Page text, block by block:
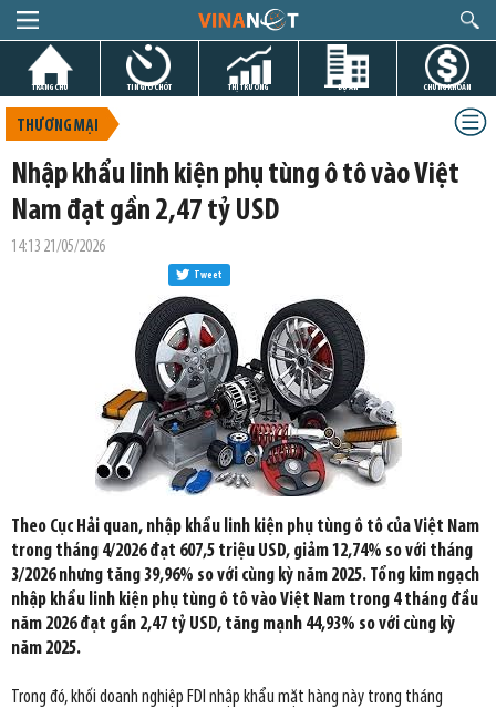
TRANG CHỦ TIN GIỜ CHÓT THỊ TRƯỜNG DỰ ÁN CHỨNG KHOÁN
THƯƠNG MẠI
Nhập khẩu linh kiện phụ tùng ô tô vào Việt
Nam đạt gần 2,47 tỷ USD
14:13 21/05/2026
Tweet
Theo Cục Hải quan, nhập khẩu linh kiện phụ tùng ô tô của Việt Nam
trong tháng 4/2026 đạt 607,5 triệu USD, giảm 12,74% so với tháng
3/2026 nhưng tăng 39,96% so với cùng kỳ năm 2025. Tổng kim ngạch
nhập khẩu linh kiện phụ tùng ô tô vào Việt Nam trong 4 tháng đầu
năm 2026 đạt gần 2,47 tỷ USD, tăng mạnh 44,93% so với cùng kỳ
năm 2025.
Trong đó, khối doanh nghiệp FDI nhập khẩu mặt hàng này trong tháng